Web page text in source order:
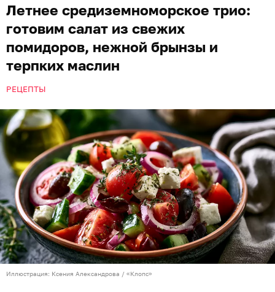
Летнее средиземноморское трио:
готовим салат из свежих
помидоров, нежной брынзы и
терпких маслин
РЕЦЕПТЫ
Иллюстрация: Ксения Александрова / «Клопс»